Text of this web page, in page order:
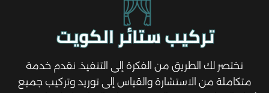
نختصر لك الطريق من الفكرة إلى التنفيذ. نقدم خدمة
متكاملة من الاستشارة والقياس إلى توريد وتركيب جميع